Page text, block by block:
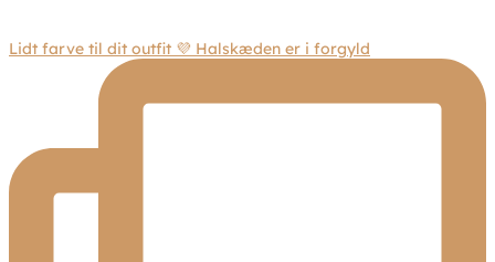
Lidt farve til dit outfit 💜 Halskæden er i forgyld